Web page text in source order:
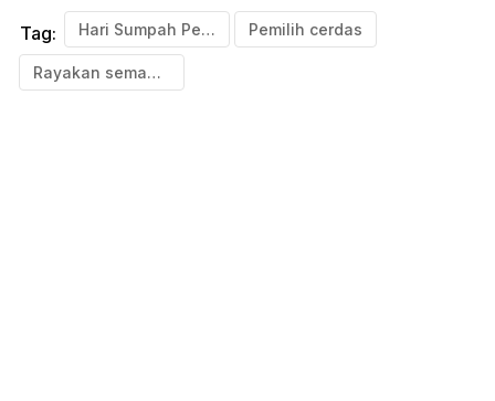
Tag: Hari Sumpah Pemuda Pemilih cerdas
Rayakan semangat persatuan